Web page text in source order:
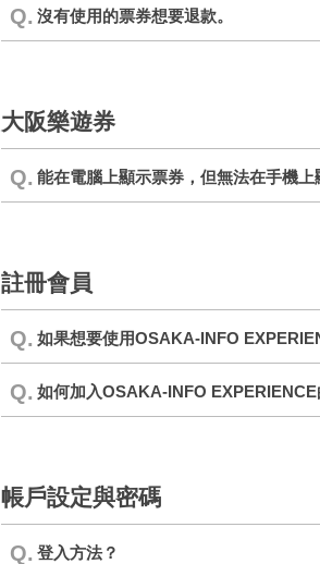
Q. 沒有使用的票券想要退款。
大阪樂遊券
Q. 能在電腦上顯示票券，但無法在手機上
註冊會員
Q. 如果想要使用OSAKA-INFO
Q. 如何加入OSAKA-INFO EXPERIENCE
帳戶設定與密碼
Q. 登入方法？